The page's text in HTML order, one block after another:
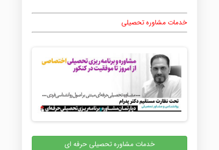
خدمات مشاوره تحصیلی
خدمات مشاوره تحصیلی حرفه ای